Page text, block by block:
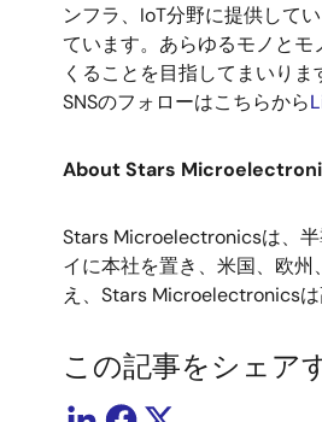
ンフラ、 IoT分野に提供して
ています。あらゆるモノと
くることを目指してまいりま
SNSのフォローはこちらから
About Stars
Stars Microelectronicsは、
イに本社を置き、米国、欧
え、 Stars Microelectronics
この記事をシェア